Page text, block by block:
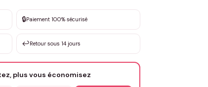
de 3 à 10€ selon la demande
🔒Paiement 100% sécurisé
↩️Retour sous 14 jours
plus vous économisez